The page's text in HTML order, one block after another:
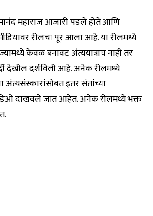
महाराज आजारी पडले होते आणि
रीलचा पूर आला आहे. या रीलमध्ये
केवळ बनावट अंत्ययात्राच नाही तर
देखील दर्शविली आहे. अनेक रीलमध्ये
अंत्यसंस्कारांसोबत इतर संतांच्या
दाखवले जात आहेत. अनेक रीलमध्ये भक्त